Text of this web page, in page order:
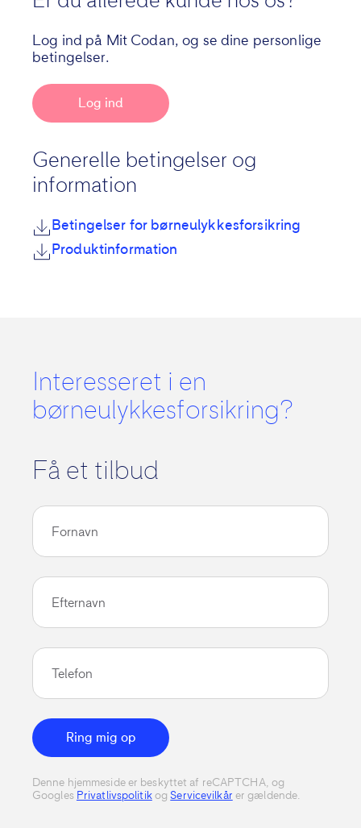
Log ind på Mit Codan, og se dine personlige
betingelser.
Log ind
Generelle betingelser og
information
Betingelser for børneulykkesforsikring
Produktinformation
Interesseret i en
børneulykkesforsikring?
Få et tilbud
Fornavn
Efternavn
Telefon
Ring mig op
Denne hjemmeside er beskyttet af reCAPTCHA, og
Googles PrivatlivspolitikogServicevilkår er gældende.